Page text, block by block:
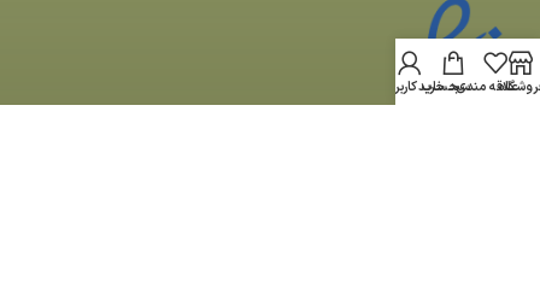
علاقه مندیسبد خرید
حساب کاربری من